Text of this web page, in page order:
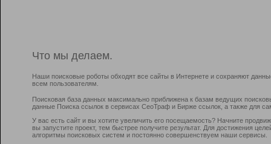
Что мы делаем.
Наши поисковые роботы обходят все сайты в Интернете и сохраняют
всем пользователям.
Поисковая база данных максимально приближена к базам ведущих
данные Поиска ссылок в сервисах СеоТраф и Бирже ссылок, а также для
У вас есть сайт и вы хотите увеличить его посещаемость? Начните
вы запустите проект, тем быстрее получите результат. Для достижения
алгоритмы поисковых систем и постоянно совершенствуем наши сервисы.